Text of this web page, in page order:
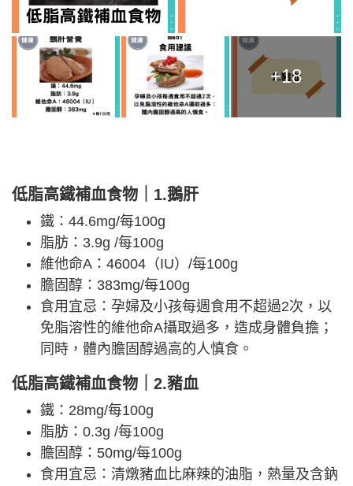
+18
低脂高鐵補血食物｜1.鵝肝
鐵：44.6mg/每100g
脂肪：3.9g /每100g
維他命A：46004（IU）/每100g
膽固醇：383mg/每100g
食用宜忌：孕婦及小孩每週食用不超過2次，以
免脂溶性的維他命A攝取過多，造成身體負擔；
同時，體內膽固醇過高的人慎食。
低脂高鐵補血食物｜2.豬血
鐵：28mg/每100g
脂肪：0.3g /每100g
膽固醇：50mg/每100g
食用宜忌：清燉豬血比麻辣的油脂，熱量及含鈉